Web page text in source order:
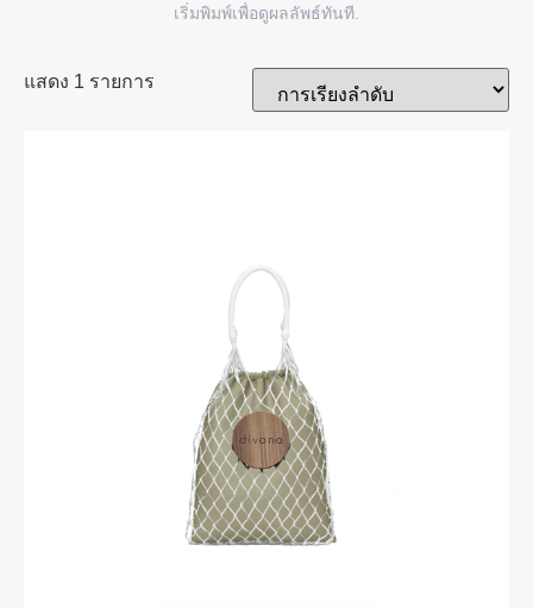
เริ่มพิมพ์เพื่อดูผลลัพธ์ทันที.
แสดง 1 รายการ